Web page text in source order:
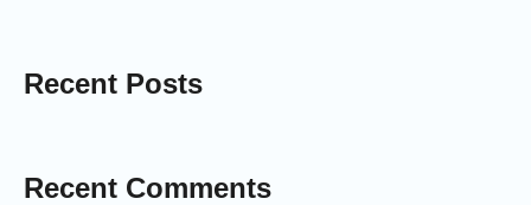
Recent Posts
Recent Comments